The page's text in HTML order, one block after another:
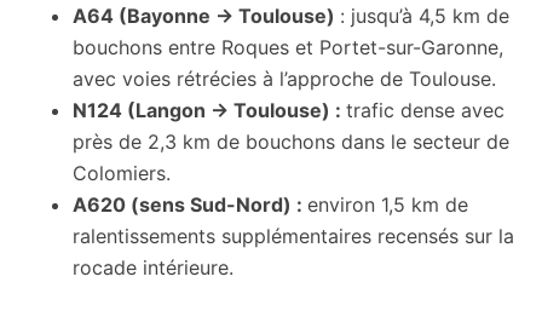
A64 (Bayonne → Toulouse) : jusqu’à 4,5 km de
bouchons entre Roques et Portet-sur-Garonne,
avec voies rétrécies à l’approche de Toulouse.
N124 (Langon → Toulouse) : trafic dense avec
près de 2,3 km de bouchons dans le secteur de
Colomiers.
A620 (sens Sud-Nord) : environ 1,5 km de
ralentissements supplémentaires recensés sur la
rocade intérieure.